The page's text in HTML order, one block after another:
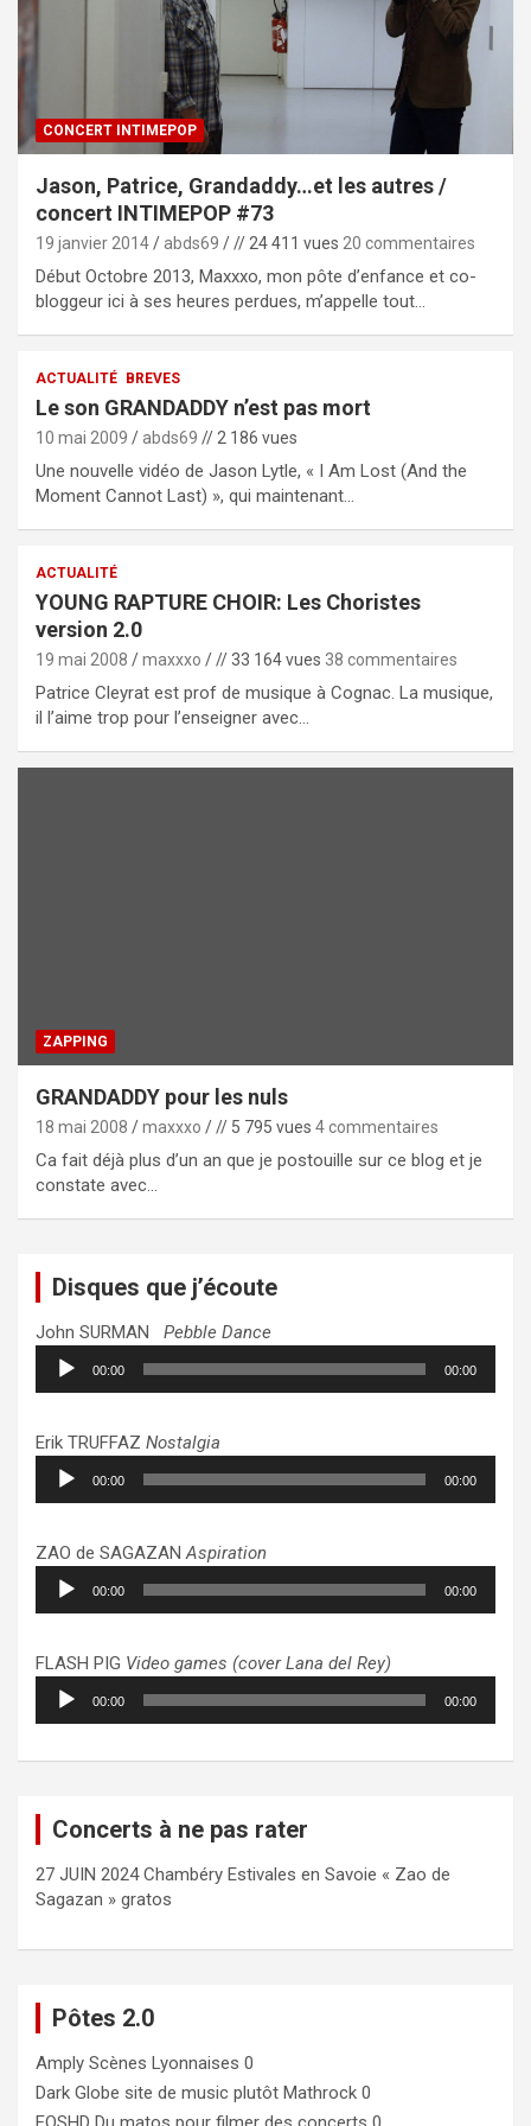
CONCERT INTIMEPOP
Jason, Patrice, Grandaddy…et les autres /
concert INTIMEPOP #73
19 janvier 2014 abds69 // 24 411 vues 20 commentaires
Début Octobre 2013, Maxxxo, mon pôte d’enfance et co-
bloggeur ici à ses heures perdues, m’appelle tout…
ACTUALITÉ BREVES
Le son GRANDADDY n’est pas mort
10 mai 2009 abds69 // 2 186 vues
Une nouvelle vidéo de Jason Lytle, « I Am Lost (And the
Moment Cannot Last) », qui maintenant…
ACTUALITÉ
YOUNG RAPTURE CHOIR: Les Choristes
version 2.0
19 mai 2008 maxxxo // 33 164 vues 38 commentaires
Patrice Cleyrat est prof de musique à Cognac. La musique,
il l’aime trop pour l’enseigner avec…
ZAPPING
GRANDADDY pour les nuls
18 mai 2008 maxxxo // 5 795 vues 4 commentaires
Ca fait déjà plus d’un an que je postouille sur ce blog et je
constate avec…
Disques que j’écoute
John SURMAN Pebble Dance
Lecteur
audio
00:00 00:00
Erik TRUFFAZ Nostalgia
Lecteur
audio
00:00 00:00
ZAO de SAGAZAN Aspiration
Lecteur
audio
00:00 00:00
FLASH PIG Video games (cover Lana del Rey)
Lecteur
audio
00:00 00:00
Concerts à ne pas rater
27 JUIN 2024 Chambéry Estivales en Savoie « Zao de
Sagazan » gratos
Pôtes 2.0
Amply Scènes Lyonnaises 0
Dark Globe site de music plutôt Mathrock 0